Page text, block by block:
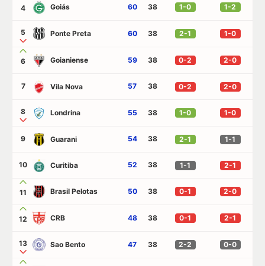
4 Goiás 60 38 1-0 1-2
5 Ponte Preta 60 38 2-1 1-0
6 Goianiense 59 38 0-2 2-0
7 Vila Nova 57 38 0-2 2-0
8 Londrina 55 38 1-0 1-0
9 Guarani 54 38 2-1 1-1
10 Curitiba 52 38 1-1 2-1
11 Brasil Pelotas 50 38 0-1 2-0
12 CRB 48 38 0-1 2-1
13 Sao Bento 47 38 2-2 0-0